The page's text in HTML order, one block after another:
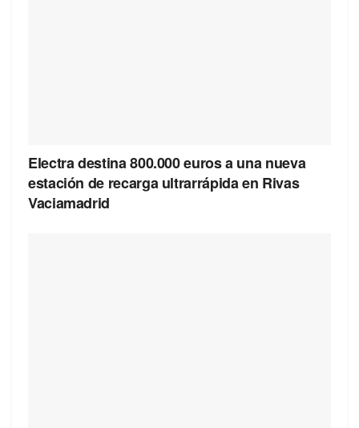
Electra destina 800.000 euros a una nueva
estación de recarga ultrarrápida en Rivas
Vaciamadrid